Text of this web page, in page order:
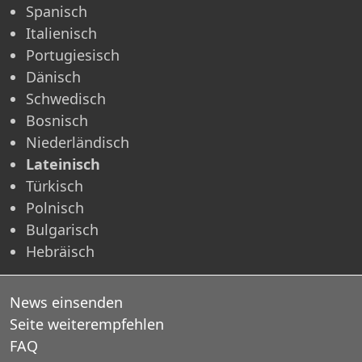
Spanisch
Italienisch
Portugiesisch
Dänisch
Schwedisch
Bosnisch
Niederländisch
Lateinisch
Türkisch
Polnisch
Bulgarisch
Hebräisch
News einsenden
Seite weiterempfehlen
FAQ